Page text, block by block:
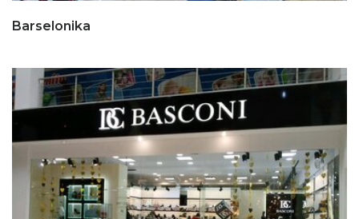
Barselonika